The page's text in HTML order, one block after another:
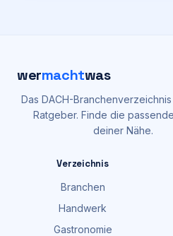
wermachtwas
Das DACH-Branchenverzeichnis
Ratgeber. Finde die
deiner Nähe.
Verzeichnis
Branchen
Handwerk
Gastronomie